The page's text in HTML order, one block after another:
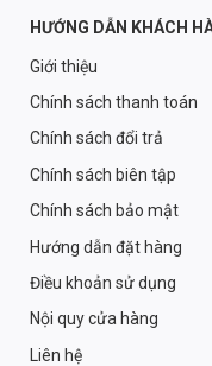
HƯỚNG DẪN KHÁCH
Giới thiệu
Chính sách thanh toán
Chính sách đổi trả
Chính sách biên tập
Chính sách bảo mật
Hướng dẫn đặt hàng
Điều khoản sử dụng
Nội quy cửa hàng
Liên hệ